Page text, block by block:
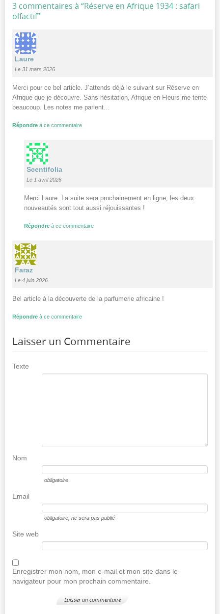
3 commentaires à “Réserve en Afrique 1934 : safari
olfactif”
Laure
Le 31 mars 2026
Merci pour ce bel article. J’attends déjà le suivant sur Réserve en
Afrique que je découvre. Sans hésitation, Afrique en Fleurs me tente
beaucoup. Les notes me parlent…
Répondre à ce commentaire
Scentifolia
Le 1 avril 2026
Merci Laure. La suite sera prochainement en ligne, les deux
nouveautés sont tout aussi réjouissantes !
Répondre à ce commentaire
Faraz
Le 4 juin 2026
Bel article à la découverte de la parfumerie africaine !
Répondre à ce commentaire
Laisser un Commentaire
Texte
Nom
obligatoire
Email
obligatoire , ne sera pas publié
Site web
Enregistrer mon nom, mon e-mail et mon site dans le
navigateur pour mon prochain commentaire.